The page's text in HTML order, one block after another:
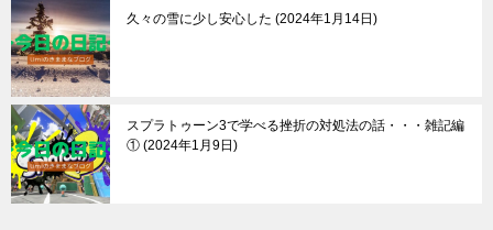
久々の雪に少し安心した 2024年1月14日
スプラトゥーン3で学べる挫折の対処法の話・・・雑記編
① 2024年1月9日